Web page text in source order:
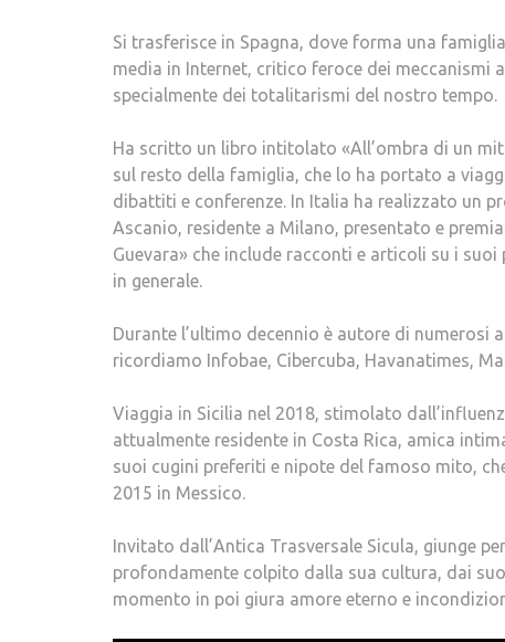
Si trasferisce in Spagna, dove forma una
media in Internet, critico feroce dei
specialmente dei totalitarismi del nostro tempo.
Ha scritto un libro intitolato «All’ombra di un
sul resto della famiglia, che lo ha portato a
dibattiti e conferenze. In Italia ha realizzato un
Ascanio, residente a Milano, presentato e
Guevara» che include racconti e articoli su i
in generale.
Durante l’ultimo decennio è autore di
ricordiamo Infobae, Cibercuba, Havanatimes,
Viaggia in Sicilia nel 2018, stimolato
attualmente residente in Costa Rica, amica
suoi cugini preferiti e nipote del famoso mito,
2015 in Messico.
Invitato dall’Antica Trasversale Sicula, giunge
profondamente colpito dalla sua cultura, dai
momento in poi giura amore eterno e